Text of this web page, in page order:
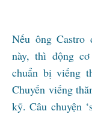
Nếu ông Castro
này, thì động
chuẩn bị viếng
Chuyến viếng
kỹ. Câu chuyện